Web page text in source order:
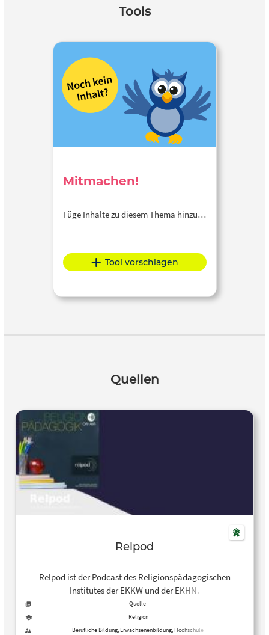
Tools
Mitmachen!
Füge Inhalte zu diesem Thema hinzu…
Tool vorschlagen
Quellen
Relpod
Relpod ist der Podcast des Religionspädagogischen
Institutes der EKKW und der EKHN.
Quelle
Religion
Berufliche Bildung, Erwachsenenbildung, Hochschule